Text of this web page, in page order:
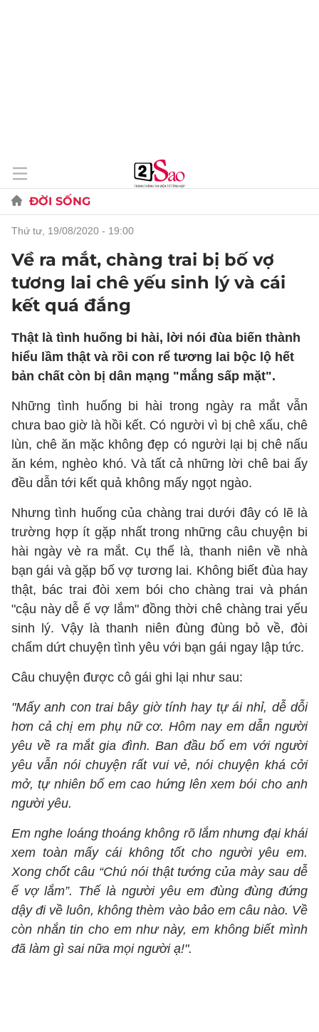
ĐỜI SỐNG
thứ tư, 19/08/2020 - 19:00
Về ra mắt, chàng trai bị bố vợ
tương lai chê yếu sinh lý và cái
kết quá đắng
Thật là tình huống bi hài, lời nói đùa biến thành
hiểu lầm thật và rồi con rể tương lai bộc lộ hết
bản chất còn bị dân mạng "mắng sấp mặt".
Những tình huống bi hài trong ngày ra mắt vẫn
chưa bao giờ là hồi kết. Có người vì bị chê xấu, chê
lùn, chê ăn mặc không đẹp có người lại bị chê nấu
ăn kém, nghèo khó. Và tất cả những lời chê bai ấy
đều dẫn tới kết quả không mấy ngọt ngào.
Nhưng tình huống của chàng trai dưới đây có lẽ là
trường hợp ít gặp nhất trong những câu chuyện bi
hài ngày vè ra mắt. Cụ thể là, thanh niên về nhà
bạn gái và gặp bố vợ tương lai. Không biết đùa hay
thật, bác trai đòi xem bói cho chàng trai và phán
"cậu này dễ ế vợ lắm" đồng thời chê chàng trai yếu
sinh lý. Vậy là thanh niên đùng đùng bỏ về, đòi
chấm dứt chuyện tình yêu với bạn gái ngay lập tức.
Câu chuyện được cô gái ghi lại như sau:
"Mấy anh con trai bây giờ tính hay tự ái nhỉ, dễ dỗi
hơn cả chị em phụ nữ cơ. Hôm nay em dẫn người
yêu về ra mắt gia đình. Ban đầu bố em với người
yêu vẫn nói chuyện rất vui vẻ, nói chuyện khá cởi
mở, tự nhiên bố em cao hứng lên xem bói cho anh
người yêu.
Em nghe loáng thoáng không rõ lắm nhưng đại khái
xem toàn mấy cái không tốt cho người yêu em.
Xong chốt câu “Chú nói thật tướng của mày sau dễ
ế vợ lắm”. Thế là người yêu em đùng đùng đứng
dậy đi về luôn, không thèm vào bảo em câu nào. Về
còn nhắn tin cho em như này, em không biết mình
đã làm gì sai nữa mọi người ạ!".